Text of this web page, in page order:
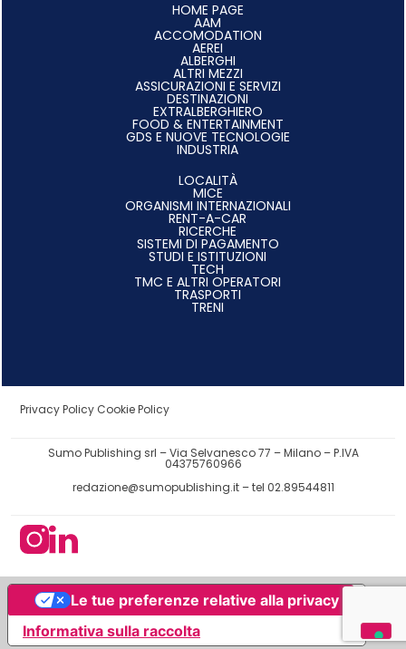
HOME PAGE
AAM
ACCOMODATION
AEREI
ALBERGHI
ALTRI MEZZI
ASSICURAZIONI E SERVIZI
DESTINAZIONI
EXTRALBERGHIERO
FOOD & ENTERTAINMENT
GDS E NUOVE TECNOLOGIE
INDUSTRIA
LOCALITÀ
MICE
ORGANISMI INTERNAZIONALI
RENT-A-CAR
RICERCHE
SISTEMI DI PAGAMENTO
STUDI E ISTITUZIONI
TECH
TMC E ALTRI OPERATORI
TRASPORTI
TRENI
Privacy Policy Cookie Policy
Sumo Publishing srl – Via Selvanesco 77 – Milano – P.IVA
04375760966
redazione@sumopublishing.it– tel 02.89544811
Informativa sulla raccolta
Le tue preferenze relative alla privacy